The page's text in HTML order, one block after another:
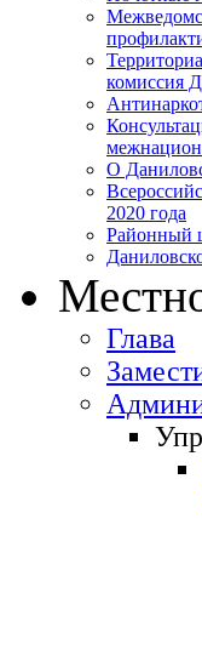
комиссия
О
2020 года
Районный
Глава